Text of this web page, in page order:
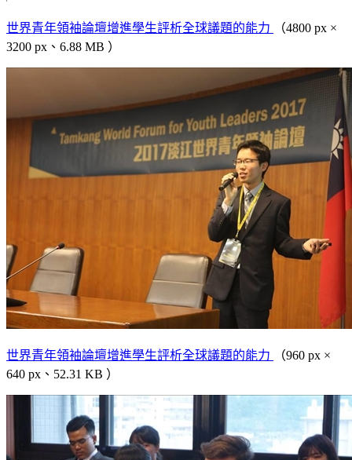
世界青年領袖論壇增進學生評析全球議題的能力
（4800 px ×
3200 px、6.88 MB ）
世界青年領袖論壇增進學生評析全球議題的能力
（960 px ×
640 px、52.31 KB ）